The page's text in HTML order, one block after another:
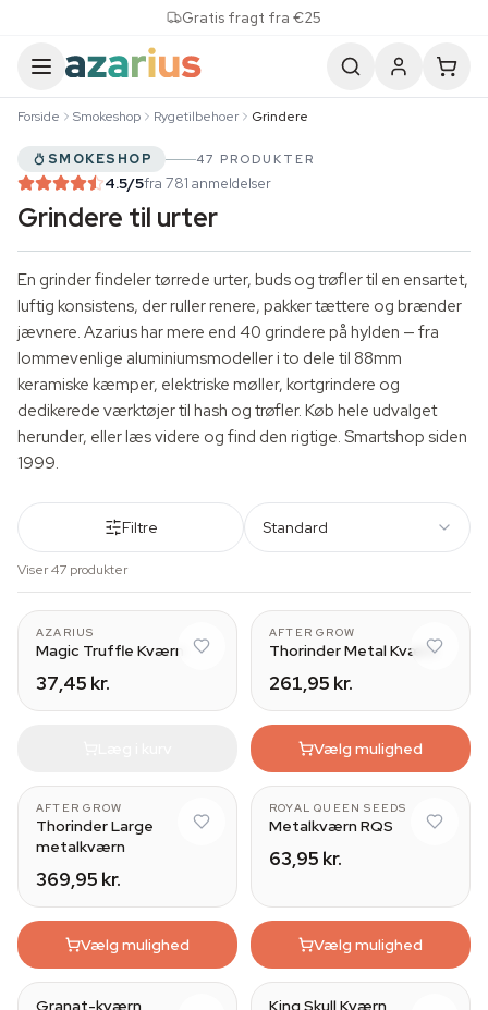
Gratis fragt fra €25
Forside Smokeshop Rygetilbehoer Grindere
SMOKESHOP 47 PRODUKTER
4.5/5fra 781 anmeldelser
Grindere til urter
En grinder findeler tørrede urter, buds og trøfler til en ensartet,
luftig konsistens, der ruller renere, pakker tættere og brænder
jævnere. Azarius har mere end 40 grindere på hylden — fra
lommevenlige aluminiumsmodeller i to dele til 88mm
keramiske kæmper, elektriske møller, kortgrindere og
dedikerede værktøjer til hash og trøfler. Køb hele udvalget
herunder, eller læs videre og find den rigtige. Smartshop siden
1999.
Filtre Standard
Viser 47 produkter
AZARIUS
Magic Truffle Kværn
37,45 kr.
AFTER GROW
Thorinder Metal Kværn
261,95 kr.
Vælg mulighed
AFTER GROW
Thorinder Large
metalkværn
369,95 kr.
Vælg mulighed
ROYAL QUEEN SEEDS
Metalkværn RQS
63,95 kr.
Vælg mulighed
Granat-kværn King Skull Kværn